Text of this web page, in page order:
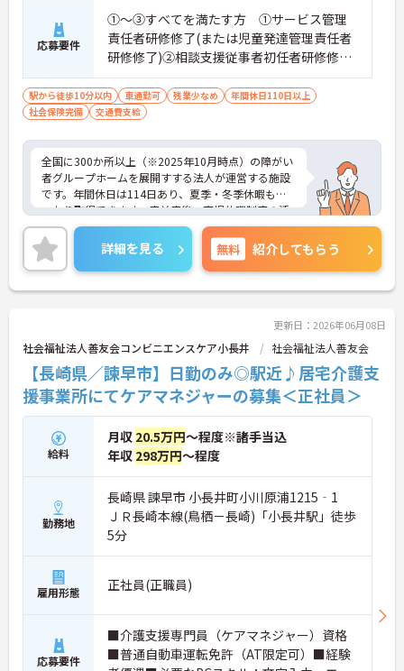
応募要件
①～③すべてを満たす方 ①サービス管理
責任者研修修了(または児童発達管理責任者
研修修了)②相談支援従事者初任者研修修了
(または相談支援従事者実務者研修修了)③普
通自動車運転免許(AT限定可)
駅から徒歩10分以内 車通勤可 残業少なめ
年間休日110日以上
社会保険完備
交通費支給
全国に300か所以上（※2025年10月時点）の障がい
者グループホームを展開すする法人が運営する施設
です。年間休日は114日あり、夏季・冬季休暇もし
っかり取得できます。産前産後・育児休暇制度の活
用実績も豊富で、子育て中の方も多数活躍してお
り、ライフステージに変化があっても安心して長く
働ける環境です。職場では20代から60代まで幅広い
年代のスタッフがそれぞれの経験を活かして活躍し
ています。一般社員研修や外部勉強会受講支援な
心です。また、請求・申請業務は本社専門部署が一
括対応するため、利用者さまへの支援に集中できま
す。キャリアアップを目指したい方、プライベート
と両立しながら専門性を高めたい方におすすめで
す。ご興味のある方は詳細等をお伝えしますので、
お気軽にお問い合わせください。
詳細を見る 無料 紹介してもらう
更新日：2026年06月08日
社会福祉法人善友会コンビニエンスケア小長井 社会福祉法人善友会
【長崎県／諫早市】日勤のみ◎駅近♪居宅介護支
援事業所にてケアマネジャーの募集＜正社員＞
給料
月収 20.5万円～程度※諸手当込
年収 298万円～程度
勤務地
長崎県 諫早市 小長井町小川原浦1215‐1
ＪＲ長崎本線(鳥栖－長崎)「小長井駅」徒歩
5分
雇用形態 正社員(正職員)
応募要件
■介護支援専門員（ケアマネジャー）資格
■普通自動車運転免許（AT限定可）■経験